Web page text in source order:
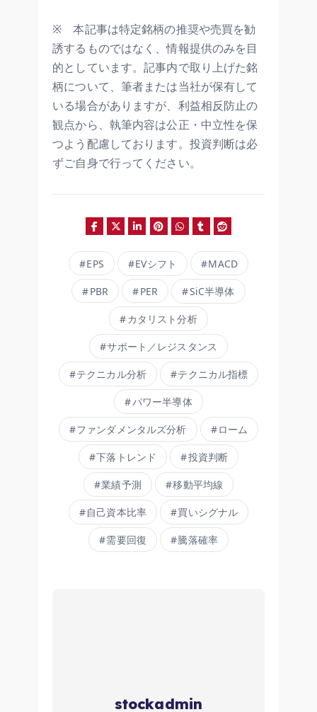
※ 本記事は特定銘柄の推奨や売買を勧
誘するものではなく、情報提供のみを目
的としています。記事内で取り上げた銘
柄について、筆者または当社が保有して
いる場合がありますが、利益相反防止の
観点から、執筆内容は公正・中立性を保
つよう配慮しております。投資判断は必
ずご自身で行ってください。
EPS EVシフト MACD
PBR PER SiC半導体
カタリスト分析
サポート／レジスタンス
テクニカル分析 テクニカル指標
パワー半導体
ファンダメンタルズ分析 ローム
下落トレンド 投資判断
業績予測 移動平均線
自己資本比率 買いシグナル
需要回復 騰落確率
stockadmin